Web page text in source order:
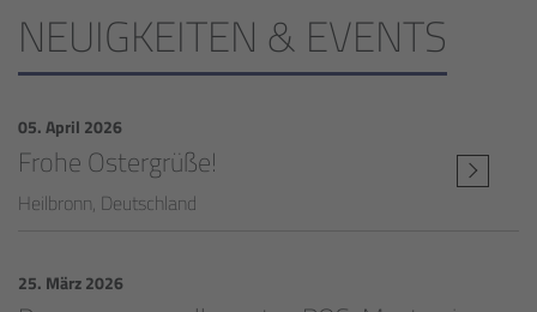
NEUIGKEITEN & EVENTS
05. April 2026
Frohe Ostergrüße!
Heilbronn, Deutschland
25. März 2026